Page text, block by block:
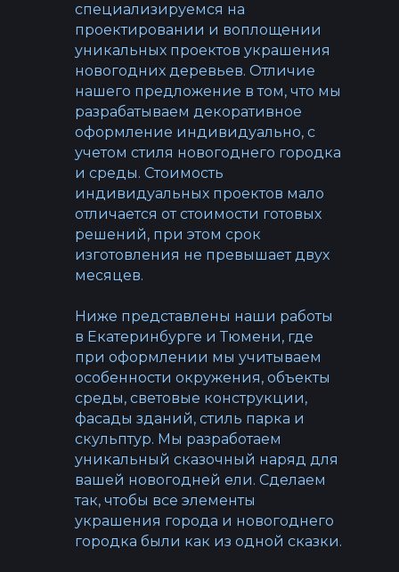
специализируемся на
проектировании и воплощении
уникальных проектов украшения
новогодних деревьев. Отличие
нашего предложение в том, что мы
разрабатываем декоративное
оформление индивидуально, с
учетом стиля новогоднего городка
и среды. Стоимость
индивидуальных проектов мало
отличается от стоимости готовых
решений, при этом срок
изготовления не превышает двух
месяцев.
Ниже представлены наши работы
в Екатеринбурге и Тюмени, где
при оформлении мы учитываем
особенности окружения, объекты
среды, световые конструкции,
фасады зданий, стиль парка и
скульптур. Мы разработаем
уникальный сказочный наряд для
вашей новогодней ели. Сделаем
так, чтобы все элементы
украшения города и новогоднего
городка были как из одной сказки.